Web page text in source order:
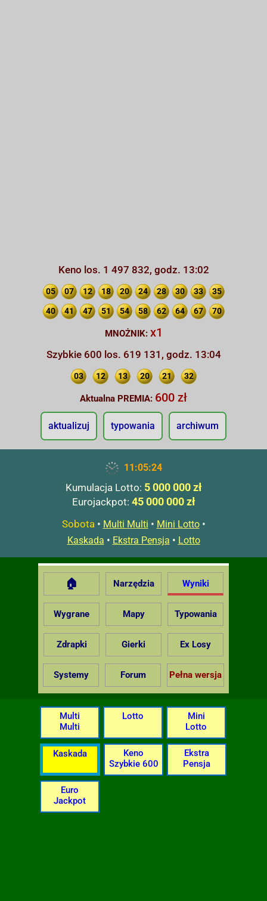
Keno los. 1 497 832, godz. 13:02
05 07 12 18 20 24 28 30 33 35
40 41 47 51 54 58 62 64 67 70
MNOŻNIK: x1
Szybkie 600 los. 619 131, godz. 13:04
03 12 13 20 21 32
Aktualna PREMIA: 600 zł
aktualizuj typowania archiwum
11:05:25
Kumulacja Lotto: 5 000 000 zł
Eurojackpot: 45 000 000 zł
Sobota• Multi Multi • Mini Lotto•
Kaskada • Ekstra Pensja • Lotto
🏠 Narzędzia Wyniki
Wygrane Mapy Typowania
Zdrapki Gierki Ex Losy
Systemy Forum Pełna wersja
Multi
Multi
Lotto
Mini
Lotto
Kaskada
Keno
Szybkie 600
Ekstra
Pensja
Euro
Jackpot